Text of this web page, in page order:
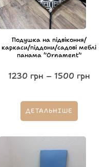
Подушка на підвіконня/
каркаси/піддони/садові меблі
панама “Ornament”
1230 грн – 1500 грн
ДЕТАЛЬНІШЕ